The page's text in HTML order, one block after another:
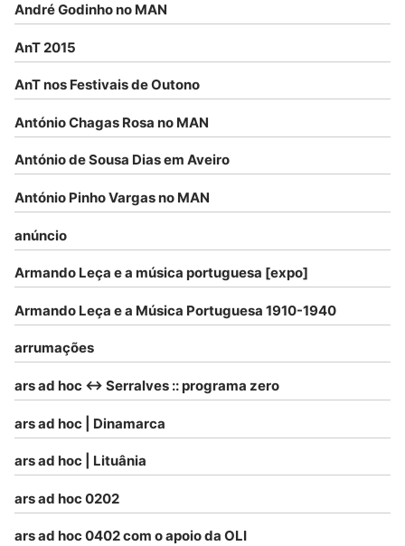
André Godinho no MAN
AnT 2015
AnT nos Festivais de Outono
António Chagas Rosa no MAN
António de Sousa Dias em Aveiro
António Pinho Vargas no MAN
anúncio
Armando Leça e a música portuguesa [expo]
Armando Leça e a Música Portuguesa 1910-1940
arrumações
ars ad hoc <-> Serralves :: programa zero
ars ad hoc | Dinamarca
ars ad hoc | Lituânia
ars ad hoc 0202
ars ad hoc 0402 com o apoio da OLI